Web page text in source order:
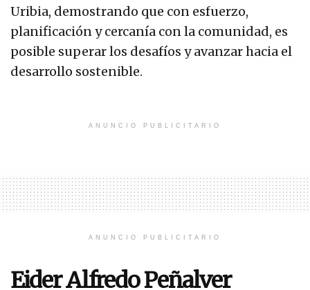
Uribia, demostrando que con esfuerzo,
planificación y cercanía con la comunidad, es
posible superar los desafíos y avanzar hacia el
desarrollo sostenible.
ANUNCIO PUBLICITARIO
ANUNCIO PUBLICITARIO
Eider Alfredo Peñalver